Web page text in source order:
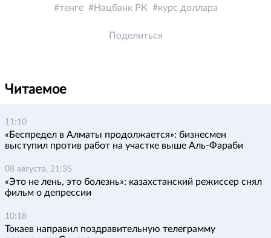
тенге Нацбанк РК курс доллара
Поделиться
Читаемое
11:10
«Беспредел в Алматы продолжается»: бизнесмен
выступил против работ на участке выше Аль-Фараби
08 августа, 21:35
«Это не лень, это болезнь»: казахстанский режиссер снял
фильм о депрессии
10:18
Токаев направил поздравительную телеграмму